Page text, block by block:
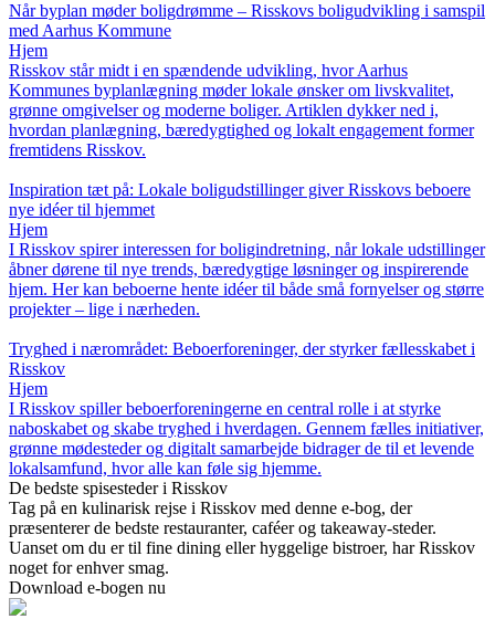
Når byplan møder boligdrømme – Risskovs boligudvikling i samspil
med Aarhus Kommune
Hjem
Risskov står midt i en spændende udvikling, hvor Aarhus
Kommunes byplanlægning møder lokale ønsker om livskvalitet,
grønne omgivelser og moderne boliger. Artiklen dykker ned i,
hvordan planlægning, bæredygtighed og lokalt engagement former
fremtidens Risskov.
Inspiration tæt på: Lokale boligudstillinger giver Risskovs beboere
nye idéer til hjemmet
Hjem
I Risskov spirer interessen for boligindretning, når lokale udstillinger
åbner dørene til nye trends, bæredygtige løsninger og inspirerende
hjem. Her kan beboerne hente idéer til både små fornyelser og større
projekter – lige i nærheden.
Tryghed i nærområdet: Beboerforeninger, der styrker fællesskabet i
Risskov
Hjem
I Risskov spiller beboerforeningerne en central rolle i at styrke
naboskabet og skabe tryghed i hverdagen. Gennem fælles initiativer,
grønne mødesteder og digitalt samarbejde bidrager de til et levende
lokalsamfund, hvor alle kan føle sig hjemme.
De bedste spisesteder i Risskov
Tag på en kulinarisk rejse i Risskov med denne e-bog, der
præsenterer de bedste restauranter, caféer og takeaway-steder.
Uanset om du er til fine dining eller hyggelige bistroer, har Risskov
noget for enhver smag.
Download e-bogen nu